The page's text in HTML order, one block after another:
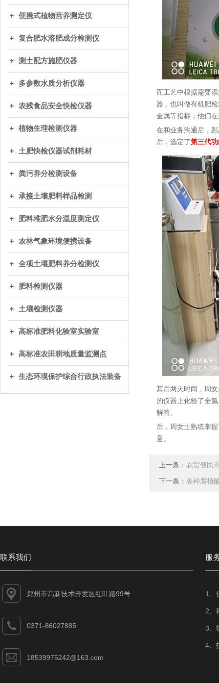
便携式植物营养测定仪
复合肥水溶肥成分检测仪
测土配方施肥仪器
多参数水质分析仪器
农残食品安全快检仪器
植物生理检测仪器
土肥快检仪器试剂耗材
粪污养分检测设备
承接土壤肥料样品检测
肥料堆肥水分温度测定仪
农林气象环境便携设备
全项土壤肥料养分检测仪
肥料检测仪器
土壤检测仪器
高标准肥料化验室实验室
高标准农田耕地质量监测点
生态环境保护综合行政执法装备
而工艺中根据需要
器，也叫做有机肥
金属等指标；他们
在和业务沟通后，
后，选定了第三代
其后两天时间，周
的仪器上化验了全
解答。
后，周女士熟练掌
意。
上一条： 农贸便民
下一条： 各种腐植
联系我们
郑州市高新技术开发区红叶路99号
0371-86027885
18539975242@163.com
服
1、
2、
3、
4、